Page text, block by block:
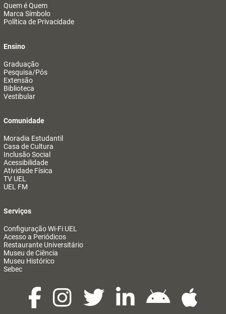
Quem é Quem
Marca Símbolo
Política de Privacidade
Ensino
Graduação
Pesquisa/Pós
Extensão
Biblioteca
Vestibular
Comunidade
Moradia Estudantil
Casa de Cultura
Inclusão Social
Acessibilidade
Atividade Física
TV UEL
UEL FM
Serviços
Configuração Wi-Fi UEL
Acesso a Periódicos
Restaurante Universitário
Museu de Ciência
Museu Histórico
Sebec